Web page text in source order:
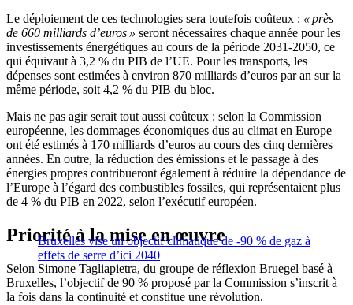
Le déploiement de ces technologies sera toutefois coûteux : « près
de 660 milliards d’euros » seront nécessaires chaque année pour les
investissements énergétiques au cours de la période 2031-2050, ce
qui équivaut à 3,2 % du PIB de l’UE. Pour les transports, les
dépenses sont estimées à environ 870 milliards d’euros par an sur la
même période, soit 4,2 % du PIB du bloc.
Mais ne pas agir serait tout aussi coûteux : selon la Commission
européenne, les dommages économiques dus au climat en Europe
ont été estimés à 170 milliards d’euros au cours des cinq dernières
années. En outre, la réduction des émissions et le passage à des
énergies propres contribueront également à réduire la dépendance de
l’Europe à l’égard des combustibles fossiles, qui représentaient plus
de 4 % du PIB en 2022, selon l’exécutif européen.
Bruxelles vise un objectif climatique de -90 % de gaz à
effets de serre d’ici 2040
Priorité à la mise en œuvre
Selon Simone Tagliapietra, du groupe de réflexion Bruegel basé à
Bruxelles, l’objectif de 90 % proposé par la Commission s’inscrit à
la fois dans la continuité et constitue une révolution.